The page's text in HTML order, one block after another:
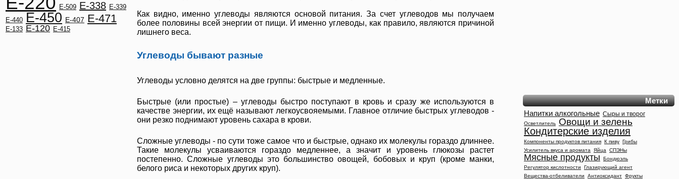
E-509 E-338 E-339
E-440 E-450 E-407 E-471
E-133 E-120 E-415
Метки
Напитки алкогольные Сыры и творог
Осветлитель Овощи и зелень
Кондитерские изделия
Компоненты продуктов питания К пиву Грибы
Усилитель вкуса и аромата
Яйца СПЭНы
Мясные продукты
Бондюэль
Регулятор кислотности
Глазирующий агент
Вещества-отбеливатели
Антиоксидант Фрукты
Как видно, именно углеводы являются основой питания. За счет углеводов мы получаем
более половины всей энергии от пищи. И именно углеводы, как правило, являются причиной
лишнего веса.
Углеводы бывают разные
Углеводы условно делятся на две группы: быстрые и медленные.
Быстрые (или простые) – углеводы быстро поступают в кровь и сразу же используются в
качестве энергии, их ещё называют легкоусвояемыми. Главное отличие быстрых углеводов -
они резко поднимают уровень сахара в крови.
Сложные углеводы - по сути тоже самое что и быстрые, однако их молекулы гораздо длиннее.
Такие молекулы усваиваются гораздо медленнее, а значит и уровень глюкозы растет
постепенно. Сложные углеводы это большинство овощей, бобовых и круп (кроме манки,
белого риса и некоторых других круп).